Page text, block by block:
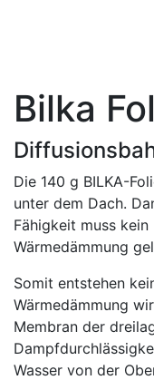
Bilka
Die 140 g BILKA-
unter dem Dach.
Fähigkeit muss
Wärmedämmung
Somit entstehen
Wärmedämmung
Membran der
Wasser von der